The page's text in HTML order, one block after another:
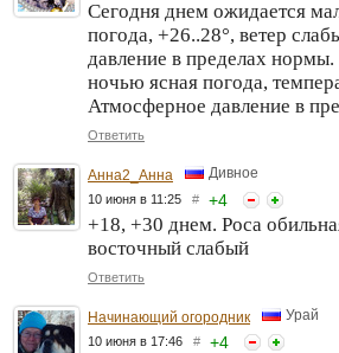
Сегодня днем ожидается
погода, +26..28°, ветер
давление в пределах
ночью ясная погода,
Атмосферное давление в
Ответить
Анна2_Анна Дивное
10 июня в 11:25 # +4
+18, +30 днем. Роса
восточный слабый
Ответить
Начинающий огородник Урай
10 июня в 17:46 # +4